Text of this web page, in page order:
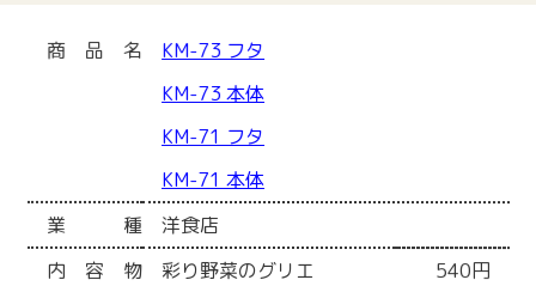
商品名 KM-73 フタ
KM-73 本体
KM-71 フタ
KM-71 本体
業種 洋食店
内容物 彩り野菜のグリエ 540円